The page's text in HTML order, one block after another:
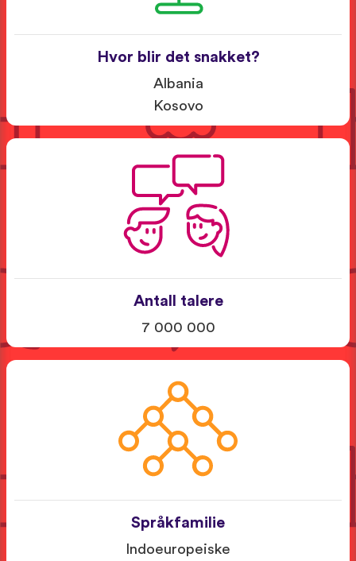
Hvor blir det snakket?
Albania
Kosovo
Antall talere
7 000 000
Språkfamilie
Indoeuropeiske